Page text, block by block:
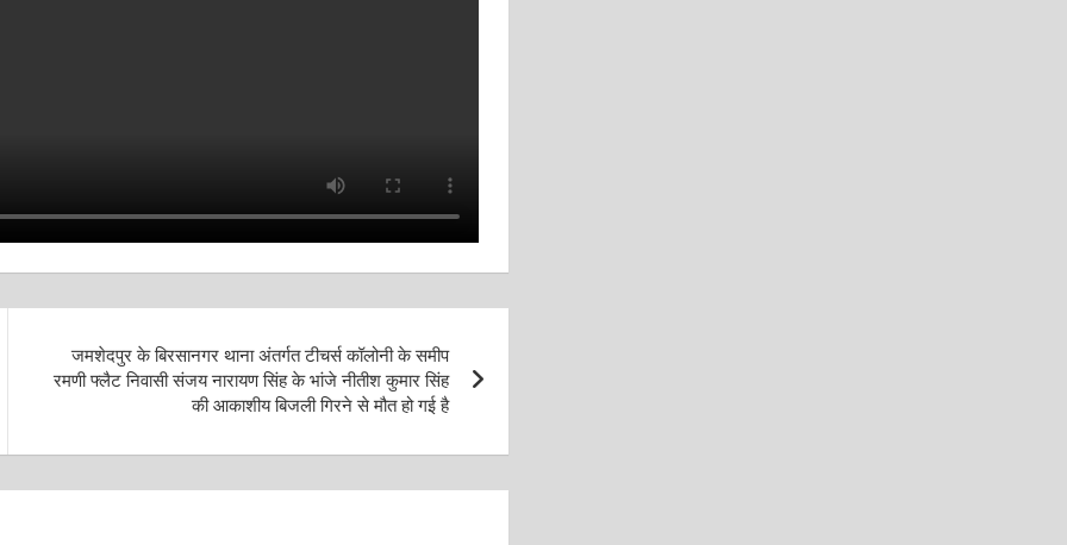
जमशेदपुर के बिरसानगर थाना अंतर्गत टीचर्स कॉलोनी के समीप
रमणी फ्लैट निवासी संजय नारायण सिंह के भांजे नीतीश कुमार सिंह
की आकाशीय बिजली गिरने से मौत हो गई है